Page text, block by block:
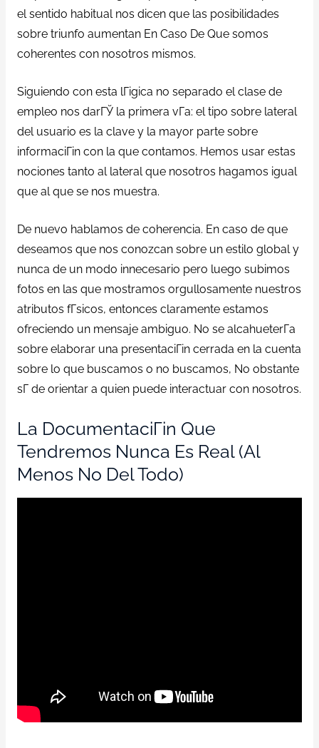
el sentido habitual nos dicen que las posibilidades
sobre triunfo aumentan En Caso De Que somos
coherentes con nosotros mismos.
Siguiendo con esta lГіgica no separado el clase de
empleo nos darГЎ la primera vГ­a: el tipo sobre lateral
del usuario es la clave y la mayor parte sobre
informaciГіn con la que contamos. Hemos usar estas
nociones tanto al lateral que nosotros hagamos igual
que al que se nos muestra.
De nuevo hablamos de coherencia. En caso de que
deseamos que nos conozcan sobre un estilo global y
nunca de un modo innecesario pero luego subimos
fotos en las que mostramos orgullosamente nuestros
atributos fГ­sicos, entonces claramente estamos
ofreciendo un mensaje ambiguo. No se alcahueterГ­a
sobre elaborar una presentaciГіn cerrada en la cuenta
sobre lo que buscamos o no buscamos, No obstante
sГ­ de orientar a quien puede interactuar con nosotros.
La DocumentaciГіn Que
Tendremos Nunca Es Real (al
Menos No Del Todo)